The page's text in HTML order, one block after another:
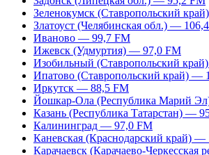
Зеленокумск (Ставропольский
Златоуст (Челябинская обл.) —
Иваново — 99,7 FM
Ижевск (Удмуртия) — 97,0 FM
Изобильный (Ставропольский
Ипатово (Ставропольский край) —
Иркутск — 88,5 FM
Йошкар-Ола (Республика Марий
Казань (Республика Татарстан) —
Калининград — 97,0 FM
Каневская (Краснодарский край) —
Карачаевск (Карачаево-